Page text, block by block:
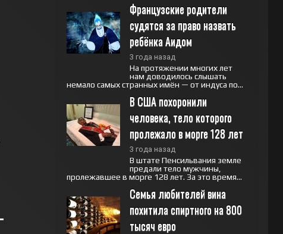
Французские родители
судятся за право назвать
ребёнка Аидом
3 года назад
На протяжении многих лет
нам доводилось слышать
немало самых странных имён — от индуса по...
В США похоронили
человека, тело которого
пролежало в морге 128 лет
3 года назад
В штате Пенсильвания земле
предали тело мужчины,
пролежавшее в морге 128 лет. За это время...
Семья любителей вина
похитила спиртного на 800
тысяч евро